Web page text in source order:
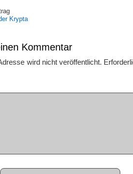
Krypta
Kommentar
wird nicht veröffentlicht.